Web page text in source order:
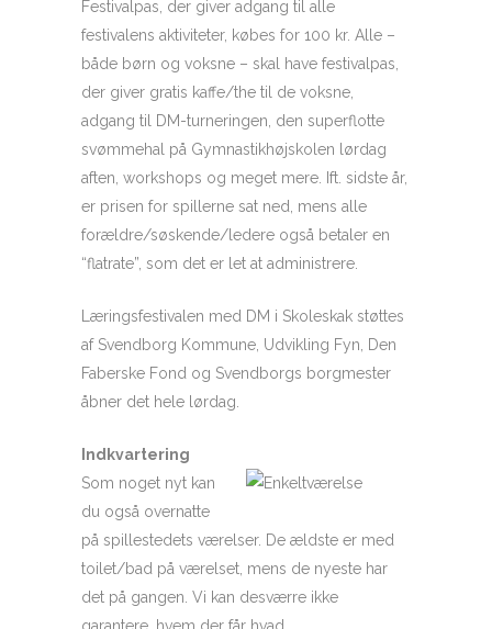
Festivalpas, der giver adgang til alle
festivalens aktiviteter, købes for 100 kr. Alle –
både børn og voksne – skal have festivalpas,
der giver gratis kaffe/the til de voksne,
adgang til DM-turneringen, den superflotte
svømmehal på Gymnastikhøjskolen lørdag
aften, workshops og meget mere. Ift. sidste år,
er prisen for spillerne sat ned, mens alle
forældre/søskende/ledere også betaler en
“flatrate”, som det er let at administrere.
Læringsfestivalen med DM i Skoleskak støttes
af Svendborg Kommune, Udvikling Fyn, Den
Faberske Fond og Svendborgs borgmester
åbner det hele lørdag.
Indkvartering
Som noget nyt kan
du også overnatte
på spillestedets værelser. De ældste er med
toilet/bad på værelset, mens de nyeste har
det på gangen. Vi kan desværre ikke